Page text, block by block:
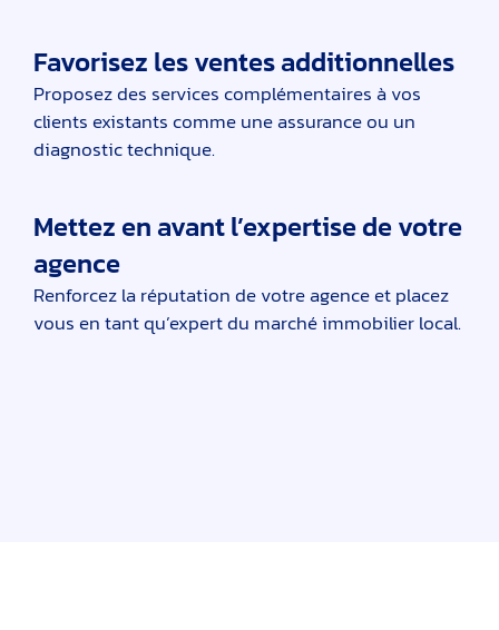
Favorisez les ventes additionnelles
Proposez des services complémentaires à vos
clients existants comme une assurance ou un
diagnostic technique.
Mettez en avant l’expertise de votre
agence
Renforcez la réputation de votre agence et placez
vous en tant qu’expert du marché immobilier local.